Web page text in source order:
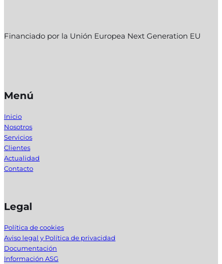
Financiado por la Unión Europea Next Generation EU
Menú
Inicio
Nosotros
Servicios
Clientes
Actualidad
Contacto
Legal
Política de cookies
Aviso legal y Política de privacidad
Documentación
Información ASG